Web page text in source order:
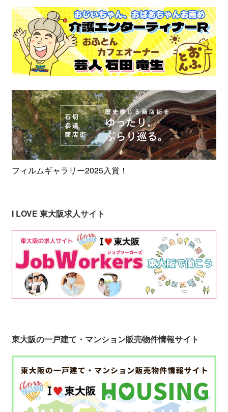
フィルムギャラリー2025入賞！
I LOVE 東大阪求人サイト
東大阪の一戸建て・マンション販売物件情報サイト